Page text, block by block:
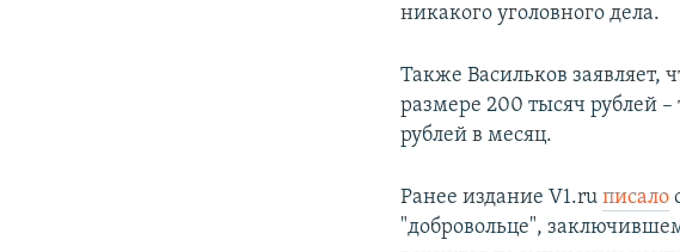
никакого уголовного дела.
Также Васильков заявляет,
размере 200 тысяч рублей –
рублей в месяц.
Ранее издание V1.ruписало
"добровольце",